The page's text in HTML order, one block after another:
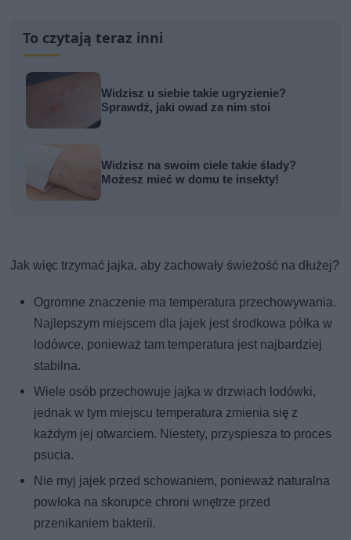
To czytają teraz inni
Widzisz u siebie takie ugryzienie?
Sprawdź, jaki owad za nim stoi
Widzisz na swoim ciele takie ślady?
Możesz mieć w domu te insekty!
Jak więc trzymać jajka, aby zachowały świeżość na dłużej?
Ogromne znaczenie ma temperatura przechowywania.
Najlepszym miejscem dla jajek jest środkowa półka w
lodówce, ponieważ tam temperatura jest najbardziej
stabilna.
Wiele osób przechowuje jajka w drzwiach lodówki,
jednak w tym miejscu temperatura zmienia się z
każdym jej otwarciem. Niestety, przyspiesza to proces
psucia.
Nie myj jajek przed schowaniem, ponieważ naturalna
powłoka na skorupce chroni wnętrze przed
przenikaniem bakterii.